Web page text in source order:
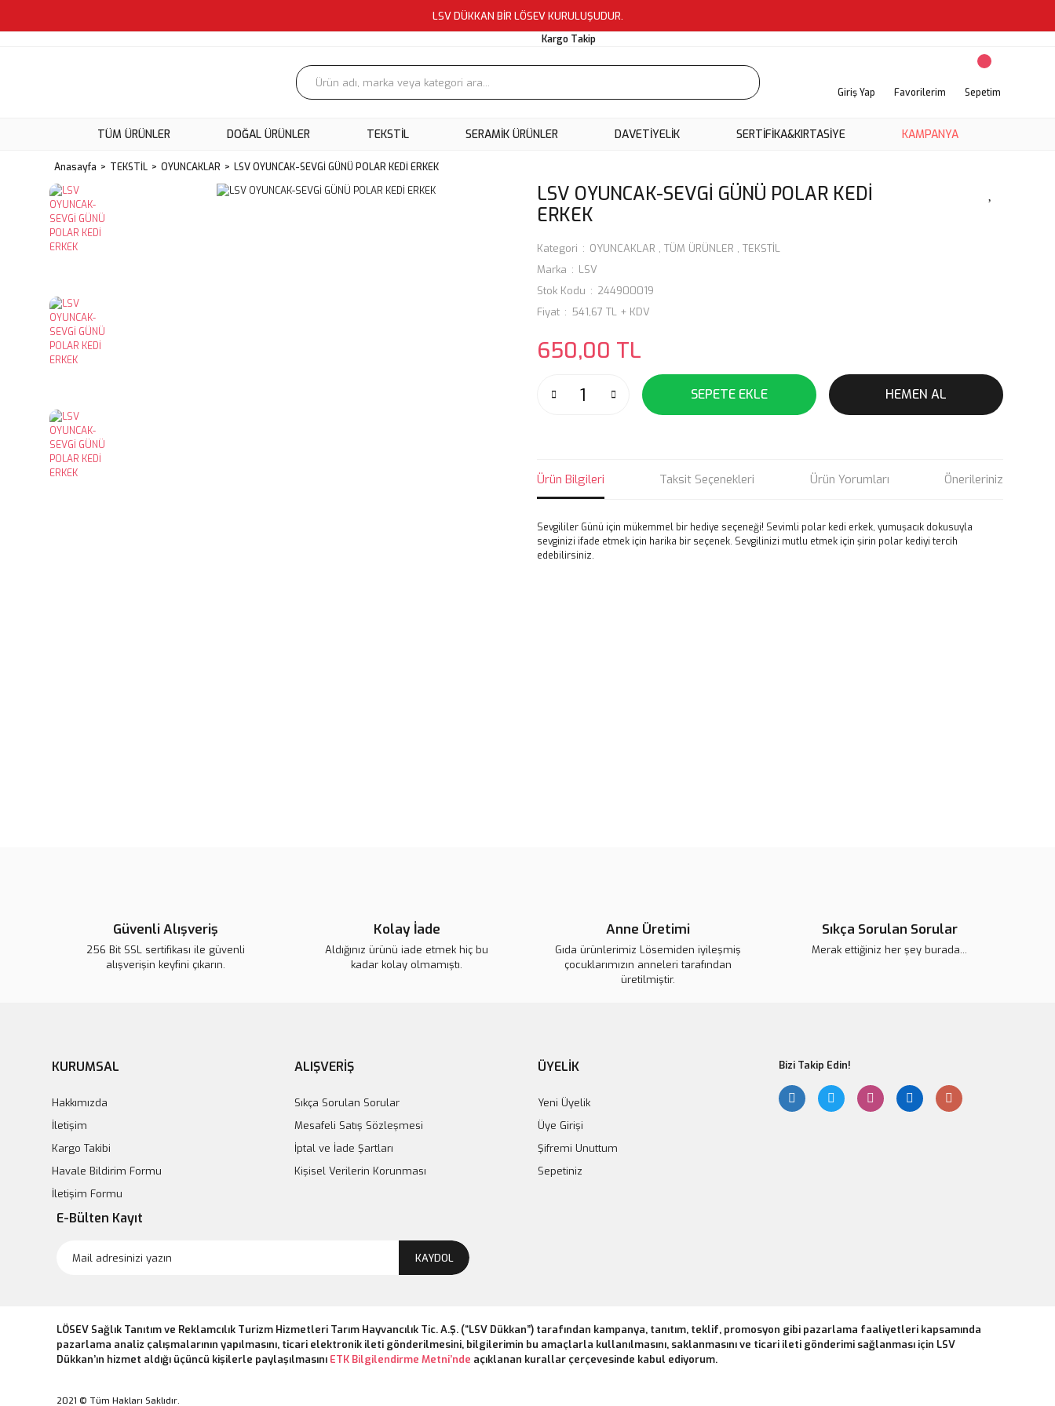
LSV DÜKKAN BİR LÖSEV KURULUŞUDUR.
Kargo Takip
Giriş Yap Favorilerim Sepetim
TÜM ÜRÜNLER DOĞAL ÜRÜNLER TEKSTİL SERAMİK ÜRÜNLER DAVETİYELİK SERTİFİKA&KIRTASİYE KAMPANYA
Anasayfa TEKSTİL OYUNCAKLAR LSV OYUNCAK-SEVGİ GÜNÜ POLAR KEDİ ERKEK
LSV OYUNCAK-SEVGİ GÜNÜ POLAR KEDİ
ERKEK
Kategori OYUNCAKLAR , TÜM ÜRÜNLER , TEKSTİL
Marka
LSV
Stok Kodu
244900019
Fiyat
541,67 TL + KDV
650,00 TL
SEPETE EKLE HEMEN AL
Ürün Bilgileri Taksit Seçenekleri Ürün Yorumları Önerileriniz
Sevgililer Günü için mükemmel bir hediye seçeneği! Sevimli polar kedi erkek, yumuşacık dokusuyla
sevginizi ifade etmek için harika bir seçenek. Sevgilinizi mutlu etmek için şirin polar kediyi tercih
edebilirsiniz.
Güvenli Alışveriş
256 Bit SSL sertifikası ile güvenli
alışverişin keyfini çıkarın.
Kolay İade
Aldığınız ürünü iade etmek hiç bu
kadar kolay olmamıştı.
Anne Üretimi
Gıda ürünlerimiz Lösemiden iyileşmiş
çocuklarımızın anneleri tarafından
üretilmiştir.
Sıkça Sorulan Sorular
Merak ettiğiniz her şey burada...
KURUMSAL
Hakkımızda
İletişim
Kargo Takibi
Havale Bildirim Formu
İletişim Formu
ALIŞVERİŞ
Sıkça Sorulan Sorular
Mesafeli Satış Sözleşmesi
İptal ve İade Şartları
Kişisel Verilerin Korunması
ÜYELİK
Yeni Üyelik
Üye Girişi
Şifremi Unuttum
Sepetiniz
Bizi Takip Edin!
E-Bülten Kayıt
KAYDOL
LÖSEV Sağlık Tanıtım ve Reklamcılık Turizm Hizmetleri Tarım Hayvancılık Tic. A.Ş. (“LSV Dükkan”) tarafından kampanya, tanıtım, teklif, promosyon gibi pazarlama faaliyetleri kapsamında
pazarlama analiz çalışmalarının yapılmasını, ticari elektronik ileti gönderilmesini, bilgilerimin bu amaçlarla kullanılmasını, saklanmasını ve ticari ileti gönderimi sağlanması için LSV
Dükkan’ın hizmet aldığı üçüncü kişilerle paylaşılmasını ETK Bilgilendirme Metni’nde açıklanan kurallar çerçevesinde kabul ediyorum.
2021 © Tüm Hakları Saklıdır.